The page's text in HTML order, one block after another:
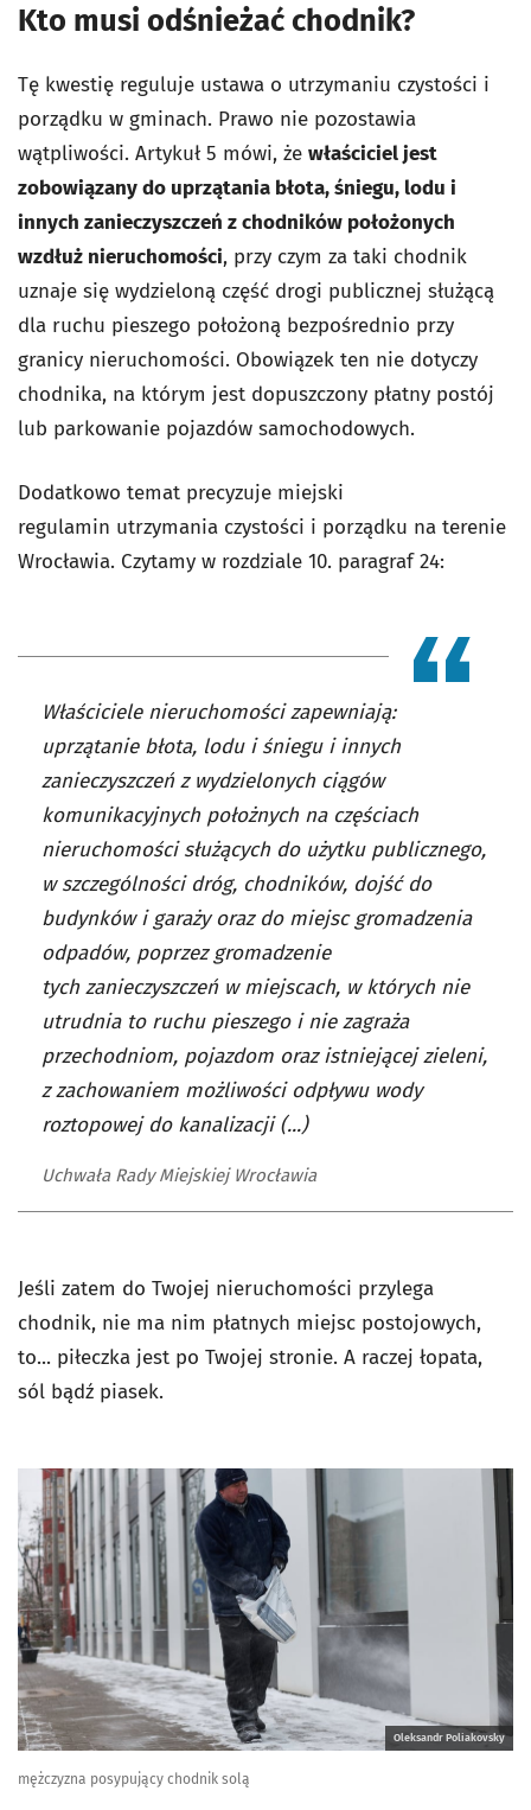
Kto musi odśnieżać chodnik?
Tę kwestię reguluje ustawa o utrzymaniu czystości i
porządku w gminach. Prawo nie pozostawia
wątpliwości. Artykuł 5 mówi, że właściciel jest
zobowiązany do uprzątania błota, śniegu, lodu i
innych zanieczyszczeń z chodników położonych
wzdłuż nieruchomości, przy czym za taki chodnik
uznaje się wydzieloną część drogi publicznej służącą
dla ruchu pieszego położoną bezpośrednio przy
granicy nieruchomości. Obowiązek ten nie dotyczy
chodnika, na którym jest dopuszczony płatny postój
lub parkowanie pojazdów samochodowych.
Dodatkowo temat precyzuje miejski
regulamin utrzymania czystości i porządku na terenie
Wrocławia. Czytamy w rozdziale 10. paragraf 24:
Właściciele nieruchomości zapewniają:
uprzątanie błota, lodu i śniegu i innych
zanieczyszczeń z wydzielonych ciągów
komunikacyjnych położnych na częściach
nieruchomości służących do użytku publicznego,
w szczególności dróg, chodników, dojść do
budynków i garaży oraz do miejsc gromadzenia
odpadów, poprzez gromadzenie
tych zanieczyszczeń w miejscach, w których nie
utrudnia to ruchu pieszego i nie zagraża
przechodniom, pojazdom oraz istniejącej zieleni,
z zachowaniem możliwości odpływu wody
roztopowej do kanalizacji (...)
Uchwała Rady Miejskiej Wrocławia
Jeśli zatem do Twojej nieruchomości przylega
chodnik, nie ma nim płatnych miejsc postojowych,
to... piłeczka jest po Twojej stronie. A raczej łopata,
sól bądź piasek.
Oleksandr Poliakovsky
mężczyzna posypujący chodnik solą